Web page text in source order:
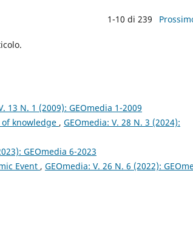
1-10 di 239
13 N. 1 (2009): GEOmedia 1-2009
knowledge , GEOmedia: V. 28 N. 3 (2024):
GEOmedia 6-2023
Event , GEOmedia: V. 26 N. 6 (2022):